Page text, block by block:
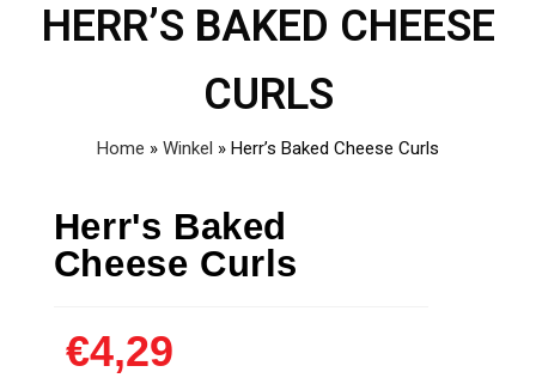
HERR’S BAKED CHEESE
CURLS
Home » Winkel » Herr’s Baked Cheese Curls
Herr's Baked
Cheese Curls
€4,29